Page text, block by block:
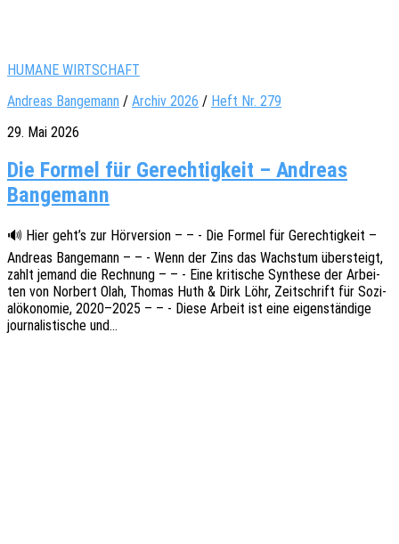
HUMANE WIRTSCHAFT
Andreas Bangemann / Archiv 2026 / Heft Nr. 279
29. Mai 2026
Die Formel für Gerechtigkeit – Andreas
Bangemann
🔊 Hier geht’s zur Hörver­si­on – – - Die Formel für Gerech­tig­keit –
Andre­as Bange­mann – – - Wenn der Zins das Wachs­tum über­steigt,
zahlt jemand die Rech­nung – – - Eine kriti­sche Synthe­se der Arbei­
ten von Norbert Olah, Thomas Huth & Dirk Löhr, Zeit­schrift für Sozi­
al­öko­no­mie, 2020–2025 – – - Diese Arbeit ist eine eigen­stän­di­ge
jour­na­lis­ti­sche und…